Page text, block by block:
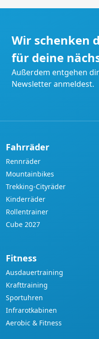
Wir schenken
für deine
Außerdem entgehen
Newsletter anmeldest.
Fahrräder
Rennräder
Mountainbikes
Trekking-Cityräder
Kinderräder
Rollentrainer
Cube 2027
Fitness
Ausdauertraining
Krafttraining
Sportuhren
Infrarotkabinen
Aerobic & Fitness